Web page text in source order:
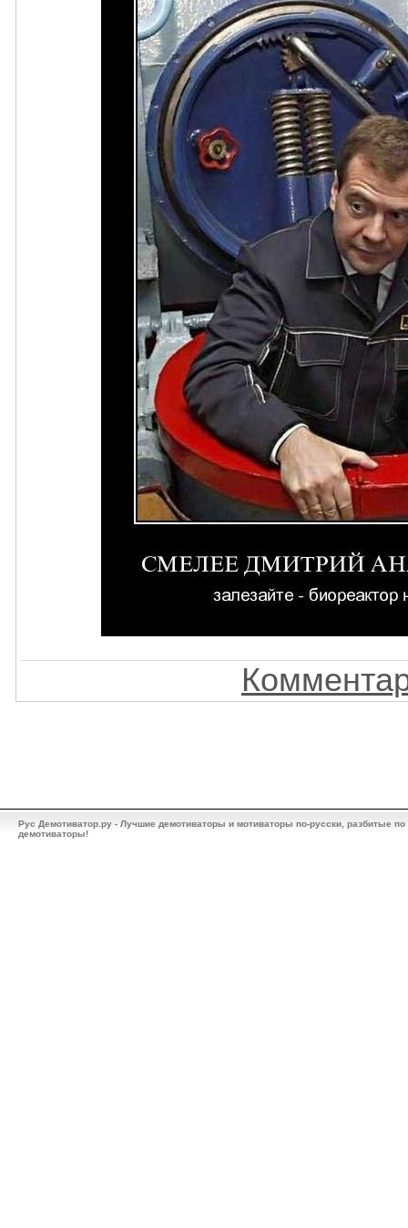
Рус Демотиватор.ру - Лучшие демотиваторы и мотиваторы по-русски, разбитые
демотиваторы!